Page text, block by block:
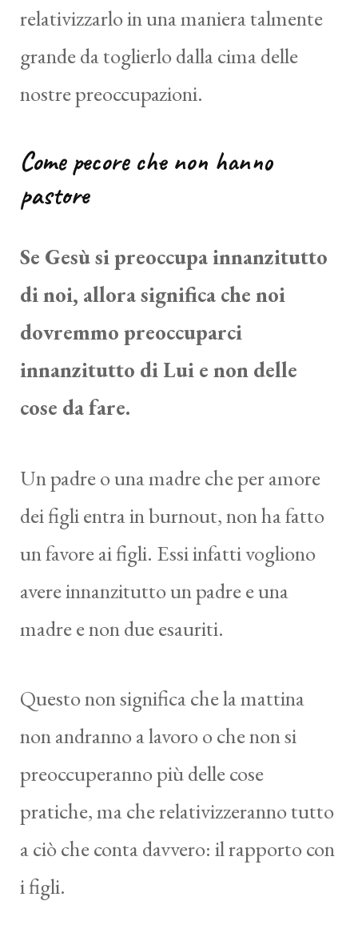
relativizzarlo in una maniera talmente
grande da toglierlo dalla cima delle
nostre preoccupazioni.
Come pecore che non hanno
pastore
Se Gesù si preoccupa innanzitutto
di noi, allora significa che noi
dovremmo preoccuparci
innanzitutto di Lui e non delle
cose da fare.
Un padre o una madre che per amore
dei figli entra in burnout, non ha fatto
un favore ai figli. Essi infatti vogliono
avere innanzitutto un padre e una
madre e non due esauriti.
Questo non significa che la mattina
non andranno a lavoro o che non si
preoccuperanno più delle cose
pratiche, ma che relativizzeranno tutto
a ciò che conta davvero: il rapporto con
i figli.